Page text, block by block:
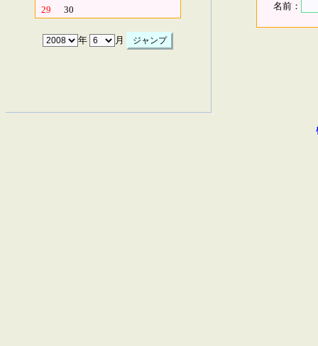
29
30
年 月
名前：